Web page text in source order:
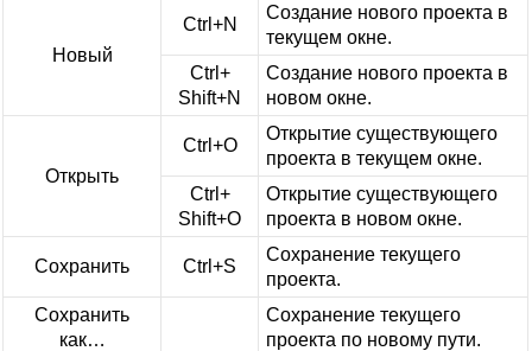
Новый
Ctrl+N
Создание нового проекта в
текущем окне.
Ctrl+
Shift+N
Создание нового проекта в
новом окне.
Открыть
Ctrl+O
Открытие существующего
проекта в текущем окне.
Ctrl+
Shift+O
Открытие существующего
проекта в новом окне.
Сохранить Ctrl+S
Сохранение текущего
проекта.
Сохранить
как…
Сохранение текущего
проекта по новому пути.